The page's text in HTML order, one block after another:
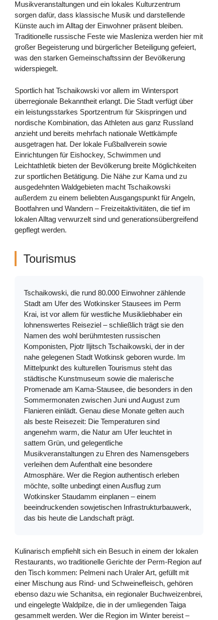
Musikveranstaltungen und ein lokales Kulturzentrum
sorgen dafür, dass klassische Musik und darstellende
Künste auch im Alltag der Einwohner präsent bleiben.
Traditionelle russische Feste wie Masleniza werden hier mit
großer Begeisterung und bürgerlicher Beteiligung gefeiert,
was den starken Gemeinschaftssinn der Bevölkerung
widerspiegelt.
Sportlich hat Tschaikowski vor allem im Wintersport
überregionale Bekanntheit erlangt. Die Stadt verfügt über
ein leistungsstarkes Sportzentrum für Skispringen und
nordische Kombination, das Athleten aus ganz Russland
anzieht und bereits mehrfach nationale Wettkämpfe
ausgetragen hat. Der lokale Fußballverein sowie
Einrichtungen für Eishockey, Schwimmen und
Leichtathletik bieten der Bevölkerung breite Möglichkeiten
zur sportlichen Betätigung. Die Nähe zur Kama und zu
ausgedehnten Waldgebieten macht Tschaikowski
außerdem zu einem beliebten Ausgangspunkt für Angeln,
Bootfahren und Wandern – Freizeitaktivitäten, die tief im
lokalen Alltag verwurzelt sind und generationsübergreifend
gepflegt werden.
Tourismus
Tschaikowski, die rund 80.000 Einwohner zählende
Stadt am Ufer des Wotkinsker Stausees im Perm
Krai, ist vor allem für westliche Musikliebhaber ein
lohnenswertes Reiseziel – schließlich trägt sie den
Namen des wohl berühmtesten russischen
Komponisten, Pjotr Iljitsch Tschaikowski, der in der
nahe gelegenen Stadt Wotkinsk geboren wurde. Im
Mittelpunkt des kulturellen Tourismus steht das
städtische Kunstmuseum sowie die malerische
Promenade am Kama-Stausee, die besonders in den
Sommermonaten zwischen Juni und August zum
Flanieren einlädt. Genau diese Monate gelten auch
als beste Reisezeit: Die Temperaturen sind
angenehm warm, die Natur am Ufer leuchtet in
sattem Grün, und gelegentliche
Musikveranstaltungen zu Ehren des Namensgebers
verleihen dem Aufenthalt eine besondere
Atmosphäre. Wer die Region authentisch erleben
möchte, sollte unbedingt einen Ausflug zum
Wotkinsker Staudamm einplanen – einem
beeindruckenden sowjetischen Infrastrukturbauwerk,
das bis heute die Landschaft prägt.
Kulinarisch empfiehlt sich ein Besuch in einem der lokalen
Restaurants, wo traditionelle Gerichte der Perm-Region auf
den Tisch kommen: Pelmeni nach Uraler Art, gefüllt mit
einer Mischung aus Rind- und Schweinefleisch, gehören
ebenso dazu wie Schanitsa, ein regionaler Buchweizenbrei,
und eingelegte Waldpilze, die in der umliegenden Taiga
gesammelt werden. Wer die Region im Winter bereist –